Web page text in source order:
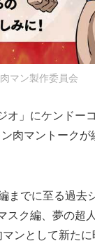
マン製作委員会
」にケンドー
肉マントーク
までに至る過去
ク編、夢の超
ンとして新たに